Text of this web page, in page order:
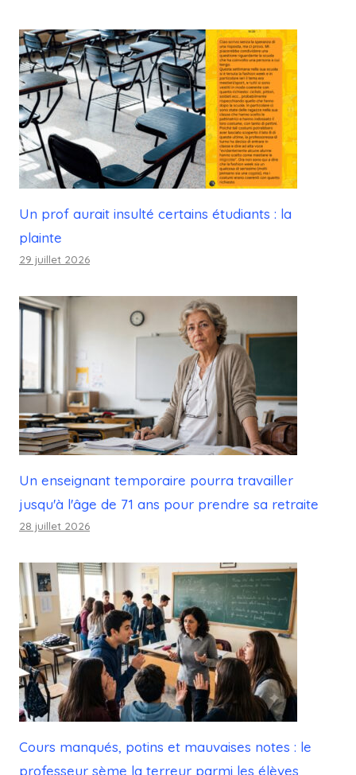
Un prof aurait insulté certains étudiants : la
plainte
29 juillet 2026
Un enseignant temporaire pourra travailler
jusqu'à l'âge de 71 ans pour prendre sa retraite
28 juillet 2026
Cours manqués, potins et mauvaises notes : le
professeur sème la terreur parmi les élèves